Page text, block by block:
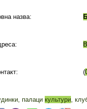
назва:
(
палаци культури,